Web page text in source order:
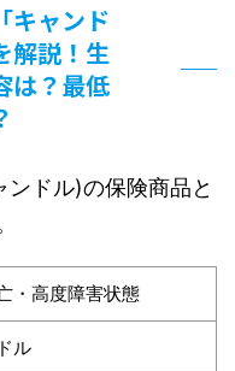
キャンド
解説！生
は？最低
ンドル)の保険商品と
・高度障害状態
ル